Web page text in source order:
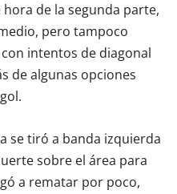
de la segunda parte,
pero tampoco
intentos de diagonal
de algunas opciones
se tiró a banda izquierda
sobre el área para
a rematar por poco,